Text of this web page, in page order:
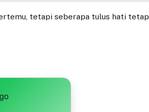
tetapi seberapa tulus hati tetap